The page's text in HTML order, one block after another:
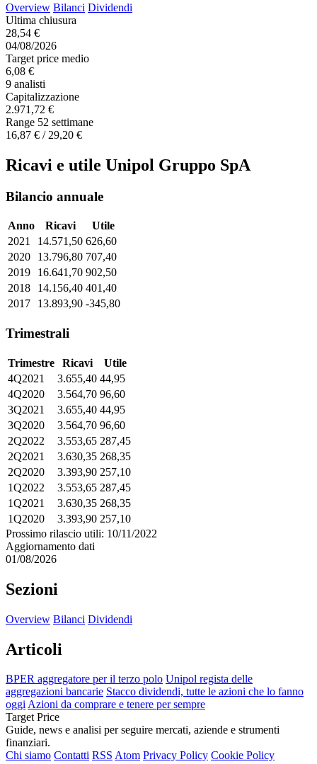
Overview Bilanci Dividendi
Ultima chiusura
28,54 €
04/08/2026
Target price medio
6,08 €
9 analisti
Capitalizzazione
2.971,72 €
Range 52 settimane
16,87 € / 29,20 €
Ricavi e utile Unipol Gruppo SpA
Bilancio annuale
Anno Ricavi
Utile
2021
14.571,50 626,60
2020
13.796,80 707,40
2019
16.641,70 902,50
2018
14.156,40 401,40
2017
13.893,90 -345,80
Trimestrali
Trimestre Ricavi
Utile
4Q2021
3.655,40 44,95
4Q2020
3.564,70 96,60
3Q2021
3.655,40 44,95
3Q2020
3.564,70 96,60
2Q2022
3.553,65 287,45
2Q2021
3.630,35 268,35
2Q2020
3.393,90 257,10
1Q2022
3.553,65 287,45
1Q2021
3.630,35 268,35
1Q2020
3.393,90 257,10
Prossimo rilascio utili: 10/11/2022
Aggiornamento dati
01/08/2026
Sezioni
Overview Bilanci Dividendi
Articoli
BPER aggregatore per il terzo polo Unipol regista delle
aggregazioni bancarie Stacco dividendi, tutte le azioni che lo fanno
oggiAzioni da comprare e tenere per sempre
Target Price
Guide, news e analisi per seguire mercati, aziende e strumenti
finanziari.
Chi siamo Contatti RSS Atom Privacy Policy Cookie Policy